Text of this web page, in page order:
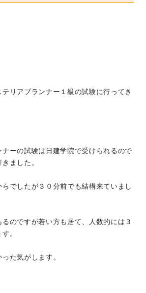
テリアプランナー１級の試験に行ってき
ーの試験は日建学院で受けられるので
ました。
でしたが３０分前でも結構来ていまし
るのですが若い方も居て、人数的には３
。
た気がします。